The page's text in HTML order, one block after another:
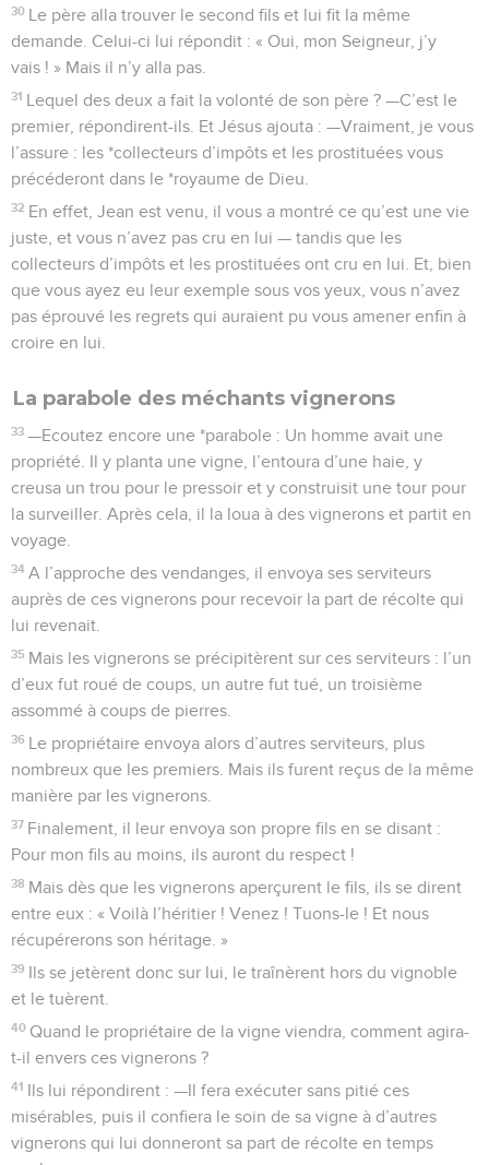
30 Le père alla trouver le second fils et lui fit la même
demande. Celui-ci lui répondit : « Oui, mon Seigneur, j’y
vais ! » Mais il n’y alla pas.
31 Lequel des deux a fait la volonté de son père ? —C’est le
premier, répondirent-ils. Et Jésus ajouta : —Vraiment, je vous
l’assure : les *collecteurs d’impôts et les prostituées vous
précéderont dans le *royaume de Dieu.
32 En effet, Jean est venu, il vous a montré ce qu’est une vie
juste, et vous n’avez pas cru en lui — tandis que les
collecteurs d’impôts et les prostituées ont cru en lui. Et, bien
que vous ayez eu leur exemple sous vos yeux, vous n’avez
pas éprouvé les regrets qui auraient pu vous amener enfin à
croire en lui.
La parabole des méchants vignerons
33 —Ecoutez encore une *parabole : Un homme avait une
propriété. Il y planta une vigne, l’entoura d’une haie, y
creusa un trou pour le pressoir et y construisit une tour pour
la surveiller. Après cela, il la loua à des vignerons et partit en
voyage.
34 A l’approche des vendanges, il envoya ses serviteurs
auprès de ces vignerons pour recevoir la part de récolte qui
lui revenait.
35 Mais les vignerons se précipitèrent sur ces serviteurs : l’un
d’eux fut roué de coups, un autre fut tué, un troisième
assommé à coups de pierres.
36 Le propriétaire envoya alors d’autres serviteurs, plus
nombreux que les premiers. Mais ils furent reçus de la même
manière par les vignerons.
37 Finalement, il leur envoya son propre fils en se disant :
Pour mon fils au moins, ils auront du respect !
38 Mais dès que les vignerons aperçurent le fils, ils se dirent
entre eux : « Voilà l’héritier ! Venez ! Tuons-le ! Et nous
récupérerons son héritage. »
39 Ils se jetèrent donc sur lui, le traînèrent hors du vignoble
et le tuèrent.
40 Quand le propriétaire de la vigne viendra, comment agira-
t-il envers ces vignerons ?
41 Ils lui répondirent : —Il fera exécuter sans pitié ces
misérables, puis il confiera le soin de sa vigne à d’autres
vignerons qui lui donneront sa part de récolte en temps